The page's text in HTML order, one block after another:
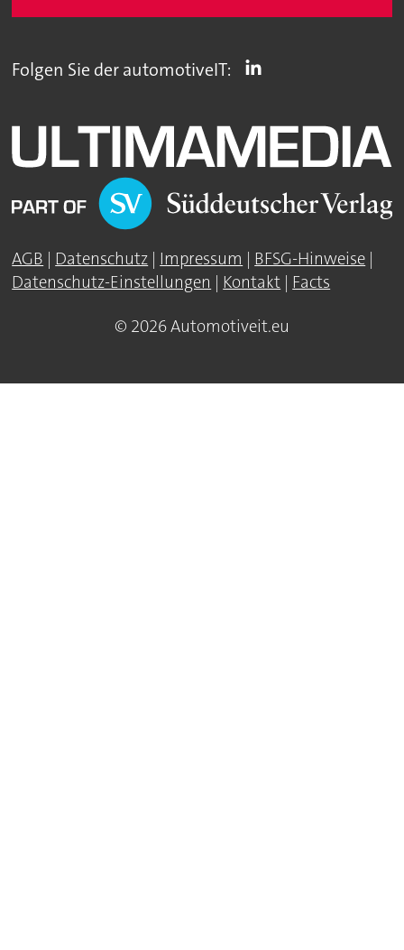
Folgen Sie der automotiveIT:
AGB | Datenschutz | Impressum | BFSG-Hinweise |
Datenschutz-Einstellungen | Kontakt | Facts
© 2026 Automotiveit.eu